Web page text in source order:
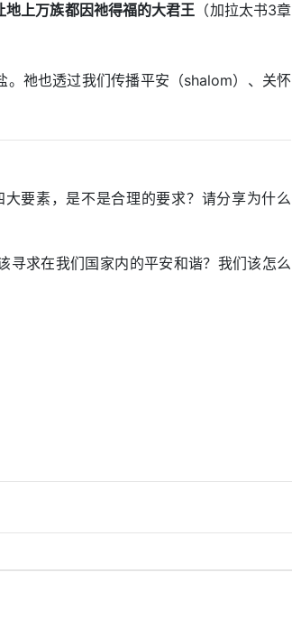
上万族都因祂得福的大君王 （加拉太书3章
祂也透过我们传播平安（shalom）、关怀
要素，是不是合理的要求？请分享为什么
寻求在我们国家内的平安和谐？我们该怎么